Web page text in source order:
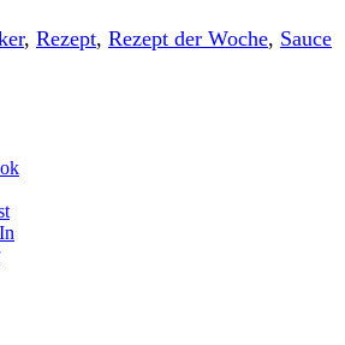
, Rezept, Rezept der Woche, Sauce